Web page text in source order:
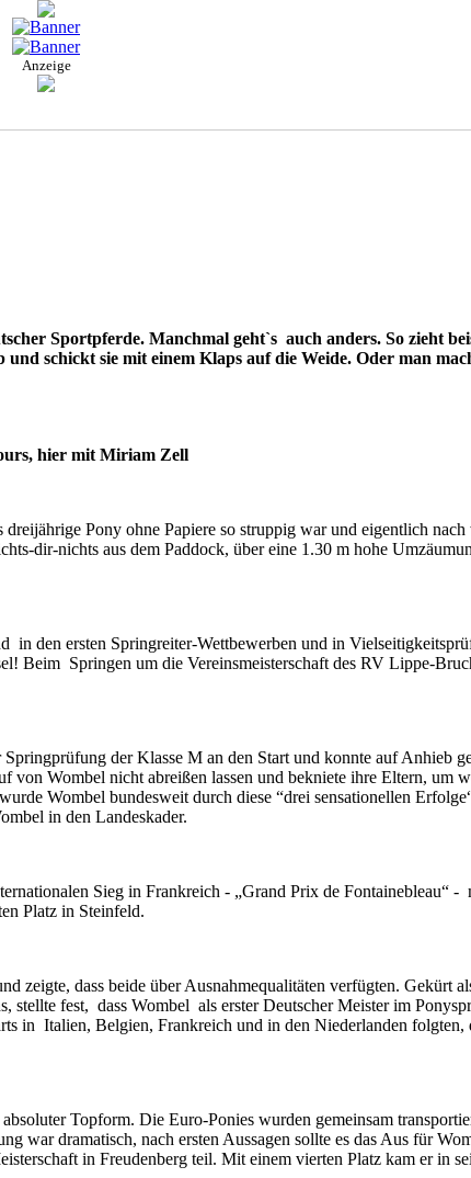
Anzeige
Sportpferde. Manchmal geht`s auch anders. So zieht
schickt sie mit einem Klaps auf die Weide. Oder man
hier mit Miriam Zell
Pony ohne Papiere so struppig war und eigentlich nach
dir-nichts aus dem Paddock, über eine 1.30 m hohe
den ersten Springreiter-Wettbewerben und in
Beim Springen um die Vereinsmeisterschaft des RV Lippe-
der Klasse M an den Start und konnte auf Anhieb
Wombel nicht abreißen lassen und bekniete ihre Eltern, um
Wombel bundesweit durch diese “drei sensationellen
in den Landeskader.
Sieg in Frankreich - „Grand Prix de Fontainebleau“ -
Platz in Steinfeld.
zeigte, dass beide über Ausnahmequalitäten verfügten. Gekürt
fest, dass Wombel als erster Deutscher Meister im
in Italien, Belgien, Frankreich und in den Niederlanden folgten,
Topform. Die Euro-Ponies wurden gemeinsam
dramatisch, nach ersten Aussagen sollte es das Aus für
in Freudenberg teil. Mit einem vierten Platz kam er in